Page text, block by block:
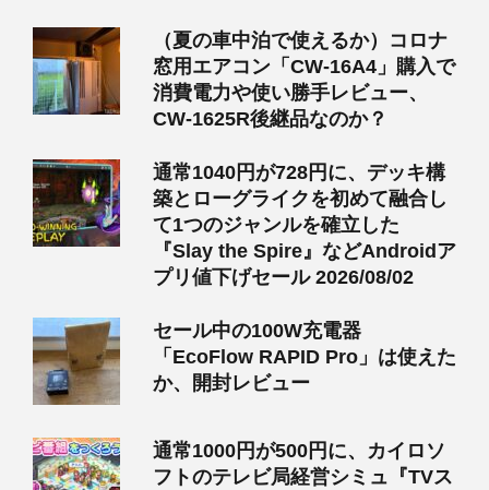
（夏の車中泊で使えるか）コロナ
窓用エアコン「CW-16A4」購入で
消費電力や使い勝手レビュー、
CW-1625R後継品なのか？
通常1040円が728円に、デッキ構
築とローグライクを初めて融合し
て1つのジャンルを確立した
『Slay the Spire』などAndroidア
プリ値下げセール 2026/08/02
セール中の100W充電器
「EcoFlow RAPID Pro」は使えた
か、開封レビュー
通常1000円が500円に、カイロソ
フトのテレビ局経営シミュ『TVス